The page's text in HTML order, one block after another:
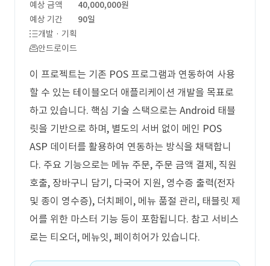
예상 금액
40,000,000원
예상 기간
90일
개발 · 기획
안드로이드
이 프로젝트는 기존 POS 프로그램과 연동하여 사용
할 수 있는 테이블오더 애플리케이션 개발을 목표로
하고 있습니다. 핵심 기술 스택으로는 Android 태블
릿을 기반으로 하며, 별도의 서버 없이 메인 POS
ASP 데이터를 활용하여 연동하는 방식을 채택합니
다. 주요 기능으로는 메뉴 주문, 주문 금액 결제, 직원
호출, 장바구니 담기, 다국어 지원, 영수증 출력(전자
및 종이 영수증), 더치페이, 메뉴 품절 관리, 태블릿 제
어를 위한 마스터 기능 등이 포함됩니다. 참고 서비스
로는 티오더, 메뉴잇, 페이히어가 있습니다.